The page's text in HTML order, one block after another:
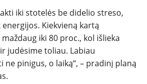
iki stotelės be didelio streso,
Kiekvieną kartą
iki 80 proc., kol išlieka
judėsime toliau. Labiau
ne pinigus, o laiką“, – pradinį planą